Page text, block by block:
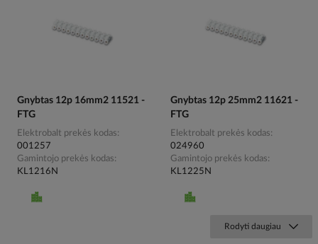
Gnybtas 12p 16mm2 11521 -
FTG
Elektrobalt prekės kodas
001257
Gamintojo prekės kodas
KL1216N
Gnybtas 12p 25mm2 11621 -
FTG
Elektrobalt prekės kodas
024960
Gamintojo prekės kodas
KL1225N
Rodyti daugiau